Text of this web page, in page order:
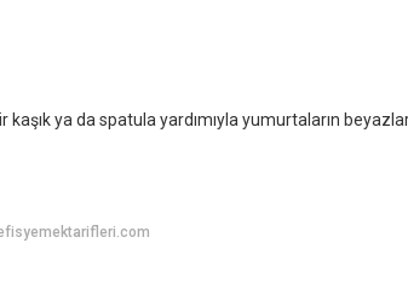
ya da spatula yardımıyla yumurtaların